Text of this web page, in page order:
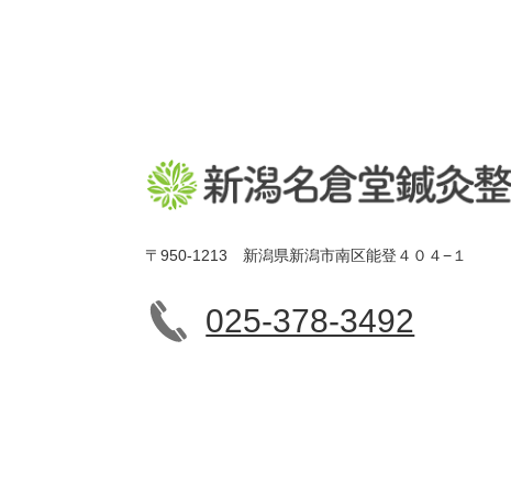
〒950-1213 新潟県新潟市南区能登４０４−１
025-378-3492